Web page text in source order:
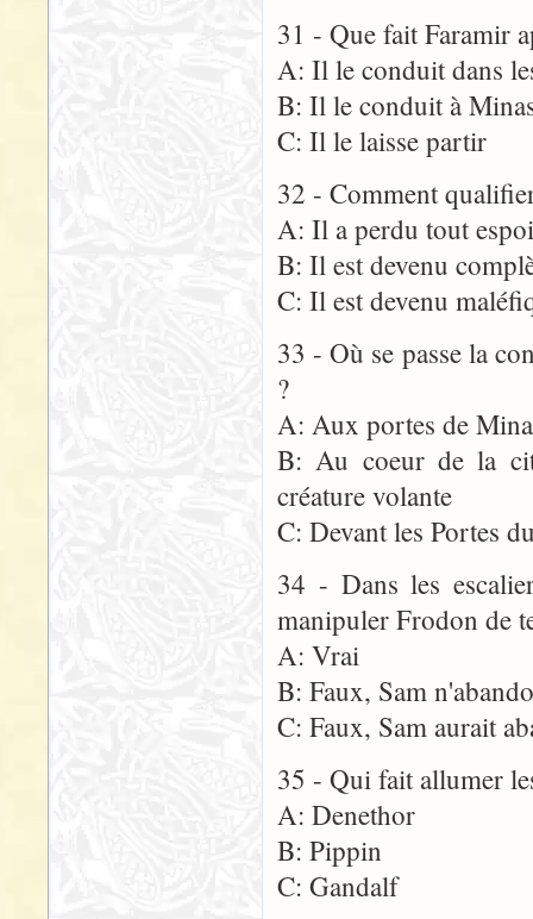
31 - Que fait Faramir
A: Il le conduit dans
B: Il le conduit à
C: Il le laisse partir
32 - Comment
A: Il a perdu tout
B: Il est devenu
C: Il est devenu
33 - Où se passe la
?
A: Aux portes de
B: Au coeur de la
créature volante
C: Devant les Portes
34 - Dans les
manipuler Frodon de
A: Vrai
B: Faux, Sam
C: Faux, Sam aurait
35 - Qui fait allumer
A: Denethor
B: Pippin
C: Gandalf